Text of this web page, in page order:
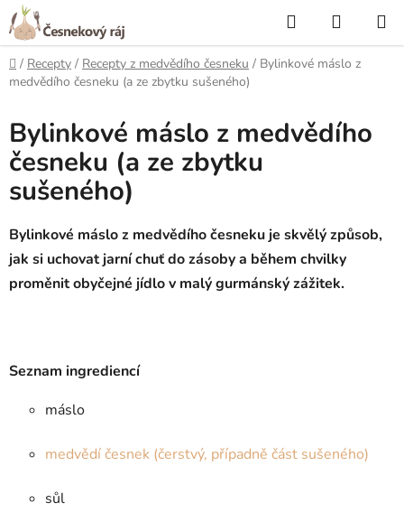
Přejít
na
obsah
Hledat
KOŠÍK
Domů
/ Recepty / Recepty z medvědího česneku / Bylinkové máslo z
medvědího česneku (a ze zbytku sušeného)
Bylinkové máslo z medvědího
česneku (a ze zbytku
sušeného)
Bylinkové máslo z medvědího česneku je skvělý způsob,
jak si uchovat jarní chuť do zásoby a během chvilky
proměnit obyčejné jídlo v malý gurmánský zážitek.
Seznam ingrediencí
máslo
medvědí česnek (čerstvý, případně část sušeného)
sůl